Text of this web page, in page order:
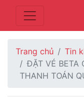
Trang chủ Tin
ĐẶT VÉ BETA
THANH TOÁN